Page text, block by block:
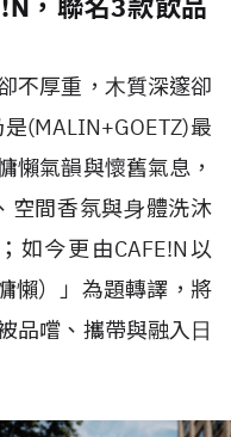
不厚重，⽊質深邃卻
(MALIN+GOETZ)最
懶氣韻與懷舊氣息，
空間香氛與⾝體洗沐
如今更由CAFE!N以
懶）」為題轉譯，將
品嚐、攜帶與融入⽇